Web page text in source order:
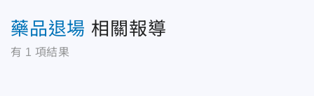
藥品退場 相關報導
有 1 項結果